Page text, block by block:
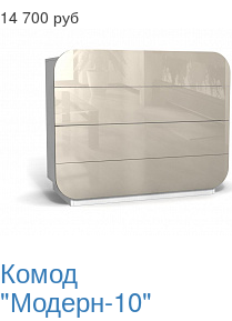
14 700 руб
Комод
"Модерн-10"